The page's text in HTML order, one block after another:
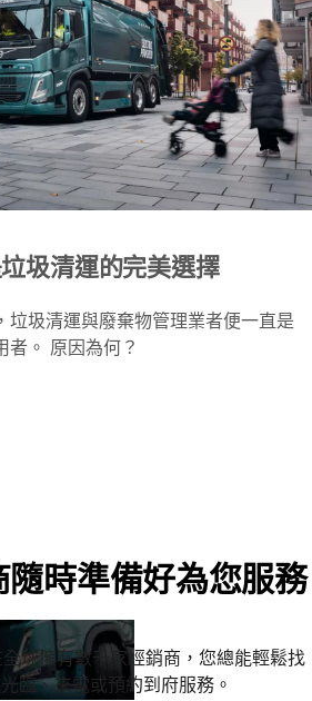
圾清運的完美選擇
垃圾清運與廢棄物管理業者便一直是
者。 原因為何？
時準備好為您服務
球擁有數千家經銷商，您總能輕鬆找
臨、來電或預約到府服務。